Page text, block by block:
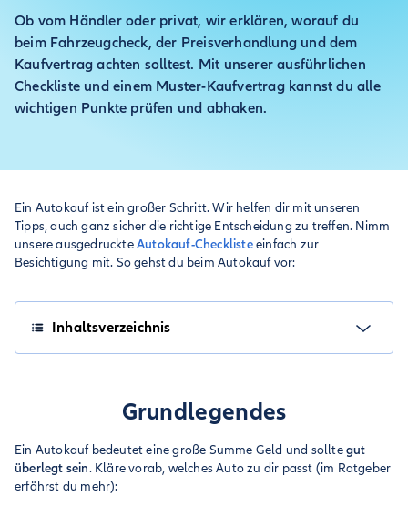
Ob vom Händler oder privat, wir erklären, worauf du
beim Fahrzeugcheck, der Preisverhandlung und dem
Kaufvertrag achten solltest. Mit unserer ausführlichen
Checkliste und einem Muster-Kaufvertrag kannst du alle
wichtigen Punkte prüfen und abhaken.
Ein Autokauf ist ein großer Schritt. Wir helfen dir mit unseren
Tipps, auch ganz sicher die richtige Entscheidung zu treffen. Nimm
unsere ausgedruckteAutokauf-Checklisteeinfach zur
Besichtigung mit. So gehst du beim Autokauf vor:
Inhaltsverzeichnis
Grundlegendes
Ein Autokauf bedeutet eine große Summe Geld und solltegut
überlegt sein. Kläre vorab, welches Auto zu dir passt (im Ratgeber
erfährst du mehr):